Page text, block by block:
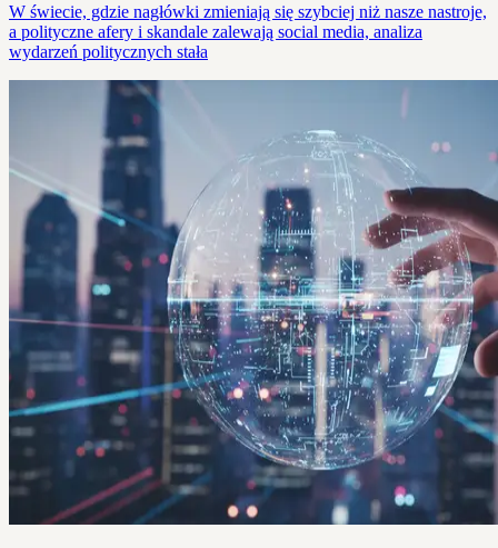
W świecie, gdzie nagłówki zmieniają się szybciej niż nasze nastroje,
a polityczne afery i skandale zalewają social media, analiza
wydarzeń politycznych stała